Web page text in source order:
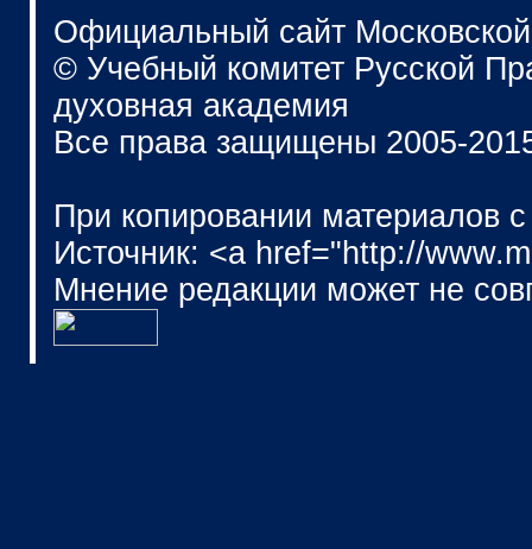
Официальный сайт
© Учебный комитет Русской
духовная академия
Все права защищены 2005-
При копировании материалов
Источник: <a href="http://
Мнение редакции может не